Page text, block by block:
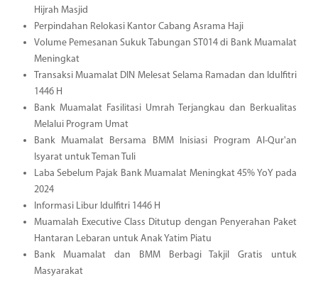
Hijrah Masjid
Perpindahan Relokasi Kantor Cabang Asrama Haji
Volume Pemesanan Sukuk Tabungan ST014 di Bank Muamalat
Meningkat
Transaksi Muamalat DIN Melesat Selama Ramadan dan Idulfitri
1446 H
Bank Muamalat Fasilitasi Umrah Terjangkau dan Berkualitas
Melalui Program Umat
Bank Muamalat Bersama BMM Inisiasi Program Al-Qur'an
Isyarat untuk Teman Tuli
Laba Sebelum Pajak Bank Muamalat Meningkat 45% YoY pada
2024
Informasi Libur Idulfitri 1446 H
Muamalah Executive Class Ditutup dengan Penyerahan Paket
Hantaran Lebaran untuk Anak Yatim Piatu
Bank Muamalat dan BMM Berbagi Takjil Gratis untuk
Masyarakat